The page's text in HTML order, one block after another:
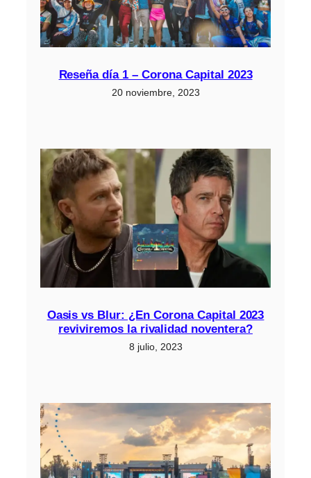
Reseña día 1 – Corona Capital 2023
20 noviembre, 2023
Oasis vs Blur: ¿En Corona Capital 2023
reviviremos la rivalidad noventera?
8 julio, 2023